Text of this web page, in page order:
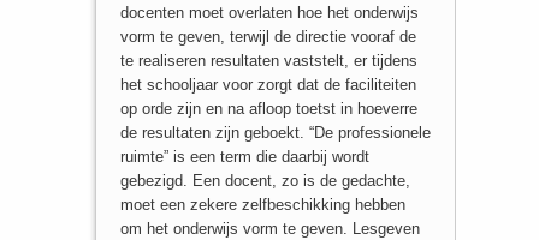
docenten moet overlaten hoe het onderwijs
vorm te geven, terwijl de directie vooraf de
te realiseren resultaten vaststelt, er tijdens
het schooljaar voor zorgt dat de faciliteiten
op orde zijn en na afloop toetst in hoeverre
de resultaten zijn geboekt. “De professionele
ruimte” is een term die daarbij wordt
gebezigd. Een docent, zo is de gedachte,
moet een zekere zelfbeschikking hebben
om het onderwijs vorm te geven. Lesgeven